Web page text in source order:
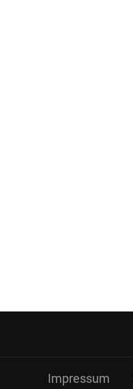
Impressum